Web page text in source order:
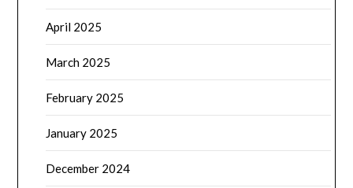
April 2025
March 2025
February 2025
January 2025
December 2024